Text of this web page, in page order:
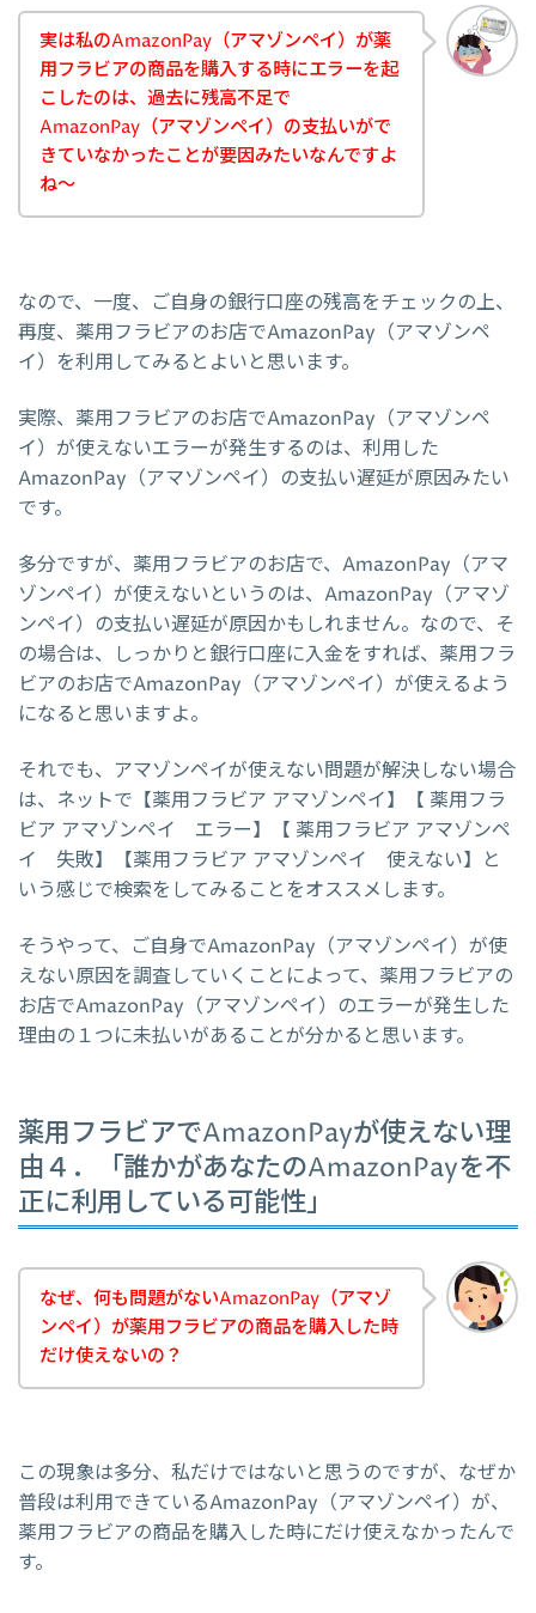
実は私のAmazonPay（アマゾンペイ）が薬
用フラビアの商品を購入する時にエラーを起
こしたのは、過去に残高不足で
AmazonPay（アマゾンペイ）の支払いがで
きていなかったことが要因みたいなんですよ
ね～
なので、一度、ご自身の銀行口座の残高をチェックの上、
再度、薬用フラビアのお店でAmazonPay（アマゾンペ
イ）を利用してみるとよいと思います。
実際、薬用フラビアのお店でAmazonPay（アマゾンペ
イ）が使えないエラーが発生するのは、利用した
AmazonPay（アマゾンペイ）の支払い遅延が原因みたい
です。
多分ですが、薬用フラビアのお店で、AmazonPay（アマ
ゾンペイ）が使えないというのは、AmazonPay（アマゾ
ンペイ）の支払い遅延が原因かもしれません。なので、そ
の場合は、しっかりと銀行口座に入金をすれば、薬用フラ
ビアのお店でAmazonPay（アマゾンペイ）が使えるよう
になると思いますよ。
それでも、アマゾンペイが使えない問題が解決しない場合
は、ネットで【薬用フラビア アマゾンペイ】【 薬用フラ
ビア アマゾンペイ エラー】【 薬用フラビア アマゾンペ
イ 失敗】【薬用フラビア アマゾンペイ 使えない】と
いう感じで検索をしてみることをオススメします。
そうやって、ご自身でAmazonPay（アマゾンペイ）が使
えない原因を調査していくことによって、薬用フラビアの
お店でAmazonPay（アマゾンペイ）のエラーが発生した
理由の１つに未払いがあることが分かると思います。
薬用フラビアでAmazonPayが使えない理
由４．「誰かがあなたのAmazonPayを不
正に利用している可能性」
なぜ、何も問題がないAmazonPay（アマゾ
ンペイ）が薬用フラビアの商品を購入した時
だけ使えないの？
この現象は多分、私だけではないと思うのですが、なぜか
普段は利用できているAmazonPay（アマゾンペイ）が、
薬用フラビアの商品を購入した時にだけ使えなかったんで
す。